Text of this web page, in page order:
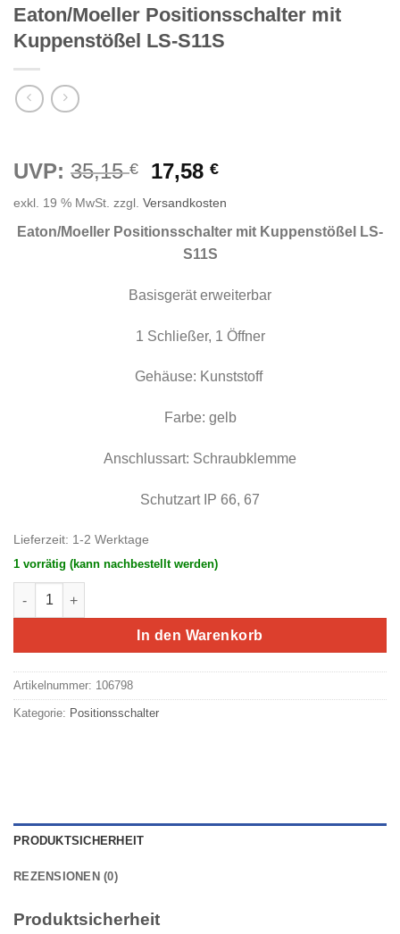
Eaton/Moeller Positionsschalter mit
Kuppenstößel LS-S11S
UVP: 35,15€
Ursprünglicher
war:
35,15 €
17,58€Aktueller
ist:
17,58 €.
exkl. 19 % MwSt. zzgl. Versandkosten
Eaton/Moeller Positionsschal ter mit Kuppenstößel LS-
S11S
Basisgerät erweiterbar
1 Schließer, 1 Öffner
Gehäuse: Kunststoff
Farbe: gelb
Anschlussart: Schraubklemme
Schutzart IP 66, 67
Lieferzeit: 1-2 Werktage
1 vorrätig (kann nachbestellt werden)
Eaton/Moeller Positionsschalter mit Kuppenstößel LS-S11S
In den Warenkorb
Artikelnummer: 106798
Kategorie: Positionsschalter
PRODUKTSICHERHEIT
REZENSIONEN (0)
Produktsicherheit